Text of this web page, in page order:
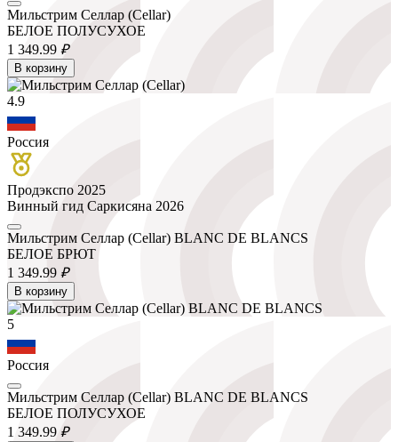
Мильстрим Селлар (Cellar)
БЕЛОЕ ПОЛУСУХОЕ
1 349.99 ₽
В корзину
4.9
Россия
Продэкспо 2025
Винный гид Саркисяна 2026
Мильстрим Селлар (Cellar) BLANC DE BLANCS
БЕЛОЕ БРЮТ
1 349.99 ₽
В корзину
5
Россия
Мильстрим Селлар (Cellar) BLANC DE BLANCS
БЕЛОЕ ПОЛУСУХОЕ
1 349.99 ₽